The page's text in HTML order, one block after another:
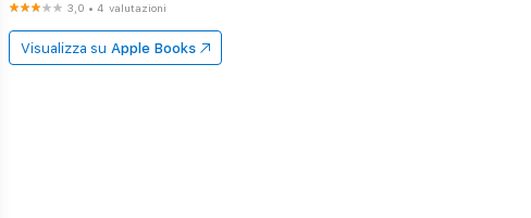
3,0 •4 valutazioni
Visualizza su Apple Books